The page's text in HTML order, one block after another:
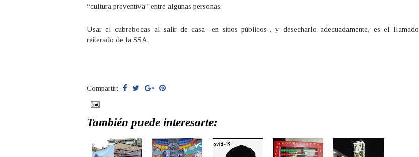
“cultura preventiva” entre algunas personas.
Usar el cubrebocas al salir de casa -en sitios públicos-, y desecharlo adecuadamente, es el llamado
reiterado de la SSA.
Compartir:
También puede interesarte: